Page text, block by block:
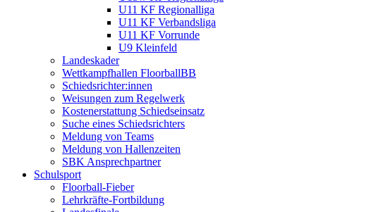
U11 KF Regionalliga
U11 KF Verbandsliga
U11 KF Vorrunde
U9 Kleinfeld
Landeskader
Wettkampfhallen FloorballBB
Schiedsrichter:innen
Weisungen zum Regelwerk
Kostenerstattung Schiedseinsatz
Suche eines Schiedsrichters
Meldung von Teams
Meldung von Hallenzeiten
SBK Ansprechpartner
Schulsport
Floorball-Fieber
Lehrkräfte-Fortbildung